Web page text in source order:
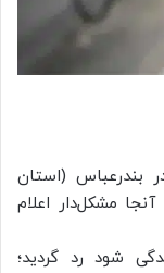
بندرعباس (استان
مشکل‌دار اعلام
شود رد گردید؛